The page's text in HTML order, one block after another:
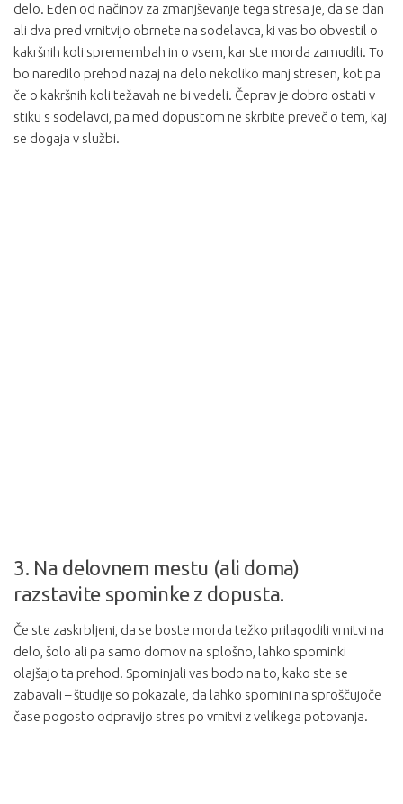
delo. Eden od načinov za zmanjševanje tega stresa je, da se dan
ali dva pred vrnitvijo obrnete na sodelavca, ki vas bo obvestil o
kakršnih koli spremembah in o vsem, kar ste morda zamudili. To
bo naredilo prehod nazaj na delo nekoliko manj stresen, kot pa
če o kakršnih koli težavah ne bi vedeli. Čeprav je dobro ostati v
stiku s sodelavci, pa med dopustom ne skrbite preveč o tem, kaj
se dogaja v službi.
3. Na delovnem mestu (ali doma)
razstavite spominke z dopusta.
Če ste zaskrbljeni, da se boste morda težko prilagodili vrnitvi na
delo, šolo ali pa samo domov na splošno, lahko spominki
olajšajo ta prehod. Spominjali vas bodo na to, kako ste se
zabavali – študije so pokazale, da lahko spomini na sproščujoče
čase pogosto odpravijo stres po vrnitvi z velikega potovanja.